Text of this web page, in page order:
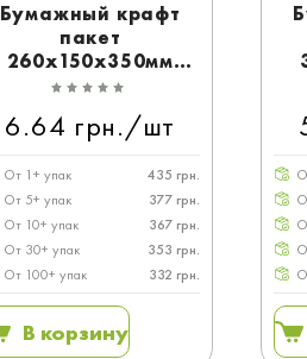
Бумажный крафт
пакет
260x150x350мм
белый с ручками
6.64 грн./шт
От 1+ упак
435 грн.
От 5+ упак
377 грн.
От 10+ упак
367 грн.
От 30+ упак
353 грн.
От 100+ упак
332 грн.
В корзину